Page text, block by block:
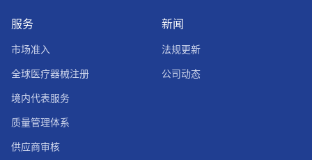
新闻
法规更新
公司动态
服务
市场准入
全球医疗器械注册
境内代表服务
质量管理体系
供应商审核